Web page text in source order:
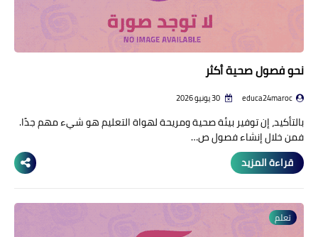
نحو فصول صحية أكثر
educa24maroc
بالتأكيد، إن توفير بيئة صحية ومريحة لهواة التعليم هو شيء مهم جدًا.
فمن خلال إنشاء فصول ص…
قراءة المزيد
تعلم